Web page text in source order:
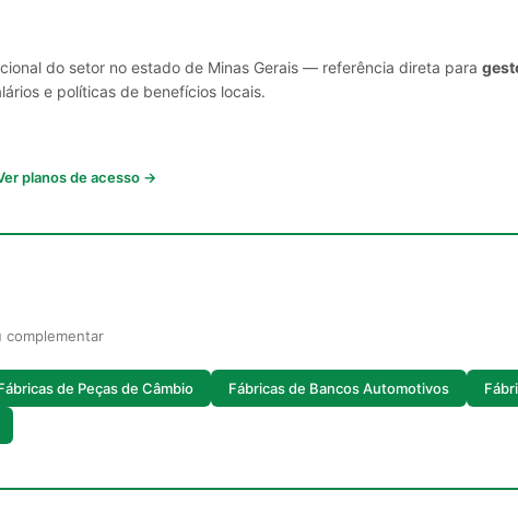
do setor no estado de Minas Gerais — referência direta para
e políticas de benefícios locais.
planos de acesso →
complementar
de Peças de Câmbio Fábricas de Bancos Automotivos